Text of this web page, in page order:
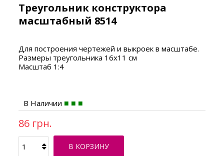
Треугольник конструктора
масштабный 8514
Для построения чертежей и выкроек в масштабе.
Размеры треугольника 16х11 см
Масштаб 1:4
В Наличии
86 грн.
В КОРЗИНУ